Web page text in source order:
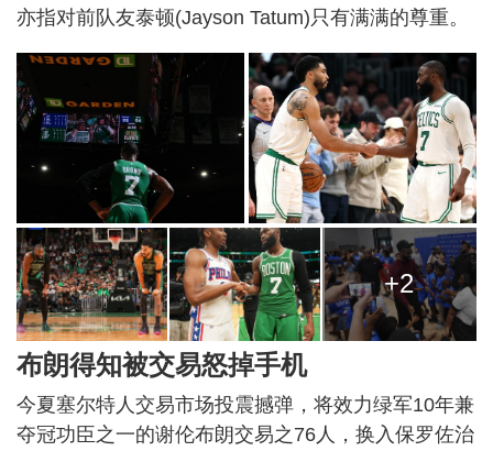
亦指对前队友泰顿(Jayson Tatum)只有满满的尊重。
+2
布朗得知被交易怒掉手机
今夏塞尔特人交易市场投震撼弹，将效力绿军10年兼
夺冠功臣之一的谢伦布朗交易之76人，换入保罗佐治